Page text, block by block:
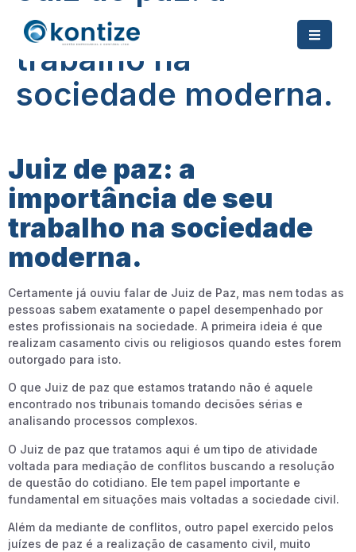
importância de seu
trabalho na
sociedade moderna.
Juiz de paz: a
importância de seu
trabalho na sociedade
moderna.
Certamente já ouviu falar de Juiz de Paz, mas nem todas as
pessoas sabem exatamente o papel desempenhado por
estes profissionais na sociedade. A primeira ideia é que
realizam casamento civis ou religiosos quando estes forem
outorgado para isto.
O que Juiz de paz que estamos tratando não é aquele
encontrado nos tribunais tomando decisões sérias e
analisando processos complexos.
O Juiz de paz que tratamos aqui é um tipo de atividade
voltada para mediação de conflitos buscando a resolução
de questão do cotidiano. Ele tem papel importante e
fundamental em situações mais voltadas a sociedade civil.
Além da mediante de conflitos, outro papel exercido pelos
juízes de paz é a realização de casamento civil, muito